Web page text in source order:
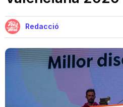
Teatre
Redacció